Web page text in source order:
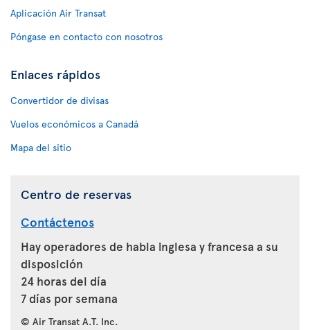
Aplicación Air Transat
Póngase en contacto con nosotros
Enlaces rápidos
Convertidor de divisas
Vuelos económicos a Canadá
Mapa del sitio
Centro de reservas
Contáctenos
Hay operadores de habla inglesa y francesa a su
disposición
24 horas del día
7 días por semana
© Air Transat A.T. Inc.